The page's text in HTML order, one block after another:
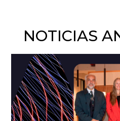
NOTICIAS